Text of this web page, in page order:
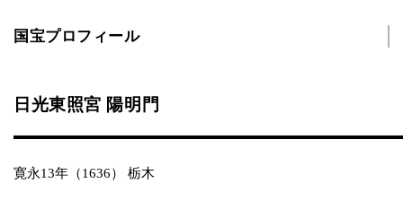
国宝プロフィール
日光東照宮 陽明門
寛永13年（1636） 栃木